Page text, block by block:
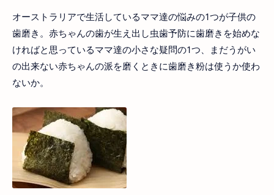
オーストラリアで生活しているママ達の悩みの1つが子供の
歯磨き。赤ちゃんの歯が生え出し虫歯予防に歯磨きを始めな
ければと思っているママ達の小さな疑問の1つ、まだうがい
の出来ない赤ちゃんの派を磨くときに歯磨き粉は使うか使わ
ないか。